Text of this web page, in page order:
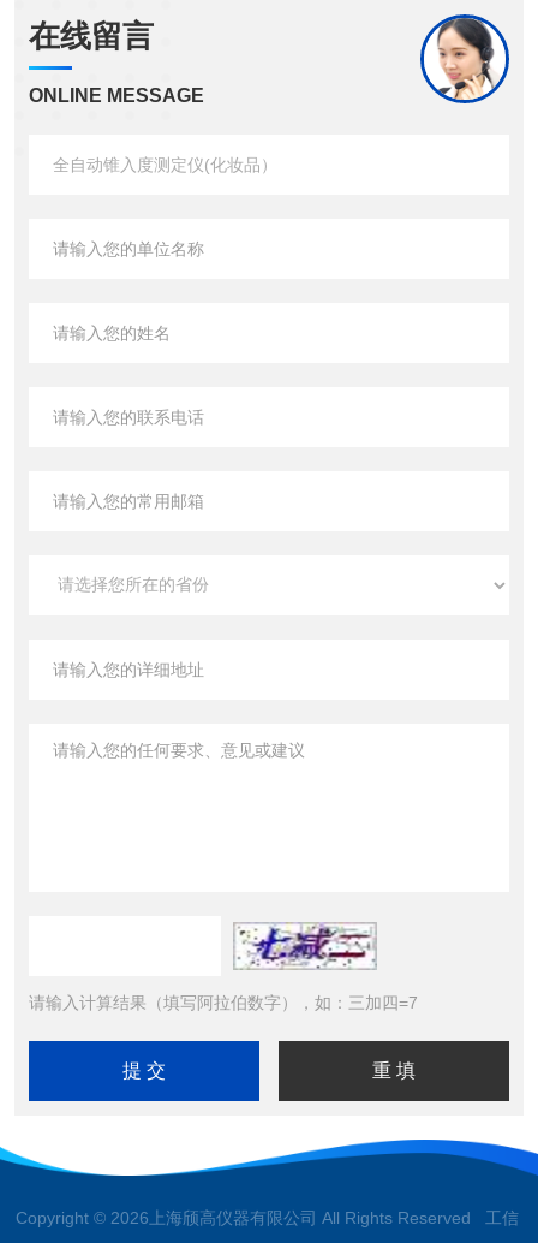
在线留言
ONLINE MESSAGE
请输入计算结果（填写阿拉伯数字），如：三加四=7
Copyright © 2026上海颀高仪器有限公司 All Rights Reserved 工信